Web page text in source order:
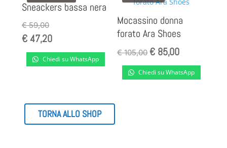
Sneackers bassa nera
€59,00
€47,20
Chiedi su WhatsApp
Mocassino donna
forato Ara Shoes
€105,00Il
prezzo
originale
€ 85,00Il
prezzo
attuale
Chiedi su WhatsApp
TORNA ALLO SHOP